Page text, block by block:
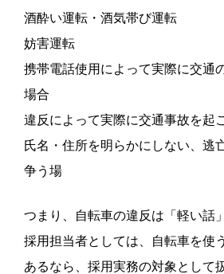
酒酔い運転・酒気帯び運転
妨害運転
携帯電話使用によって実際に交通
場合
違反によって実際に交通事故を起
氏名・住所を明らかにしない、逃
争う場
つまり、自転車の違反は「軽い話
採用担当者としては、自転車を使
あるなら、採用実務の対象として